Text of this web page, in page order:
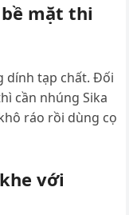
mặt thi
dính tạp chất. Đối
cần nhúng Sika
ráo rồi dùng cọ
với